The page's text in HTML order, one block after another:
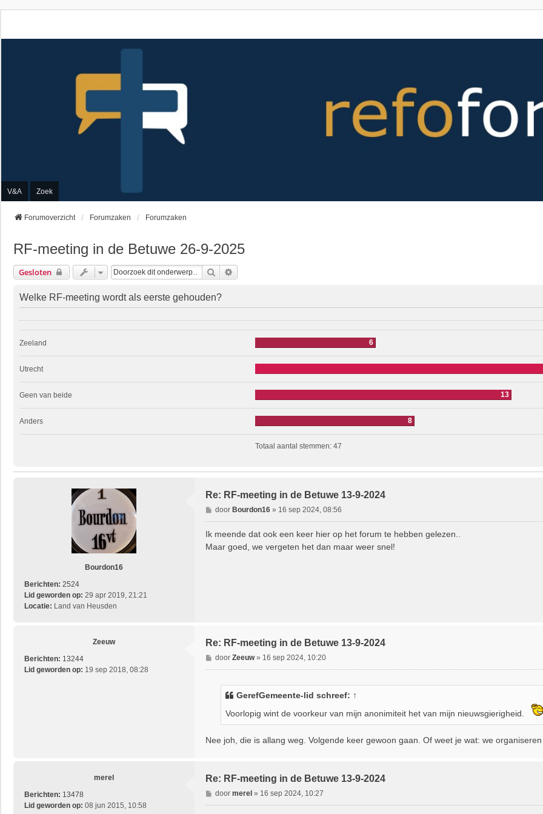
V&A Zoek
Forumoverzicht Forumzaken Forumzaken
RF-meeting in de Betuwe 26-9-2025
Gesloten Zoek
Welke RF-meeting wordt als eerste gehouden?
Zeeland 6
Utrecht
Geen van beide 13
Anders 8
Totaal aantal stemmen: 47
Bourdon16
Berichten: 2524
Lid geworden op: 29 apr 2019, 21:21
Locatie: Land van Heusden
Re: RF-meeting in de Betuwe 13-9-2024
B
e
c
door Bourdon16» 16 sep 2024, 08:56
Ik meende dat ook een keer hier op het forum te hebben gelezen..
Maar goed, we vergeten het dan maar weer snel!
Zeeuw
Berichten: 13244
Lid geworden op: 19 sep 2018, 08:28
Re: RF-meeting in de Betuwe 13-9-2024
B
e
door Zeeuw» 16 sep 2024, 10:20
GerefGemeente-lid schreef: ↑
Voorlopig wint de voorkeur van mijn anonimiteit het van mijn nieuwsgierigheid.
Nee joh, die is allang weg. Volgende keer gewoon gaan. Of weet je wat: we
merel
Berichten: 13478
Lid geworden op: 08 jun 2015, 10:58
Re: RF-meeting in de Betuwe 13-9-2024
B
e
door merel» 16 sep 2024, 10:27